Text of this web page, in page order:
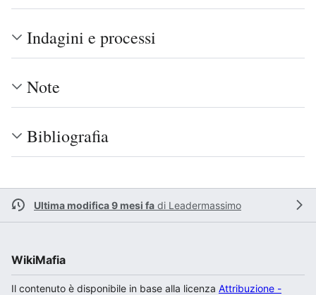
Indagini e processi
Note
Bibliografia
Ultima modifica 9 mesi fa di Leadermassimo
WikiMafia
Il contenuto è disponibile in base alla licenza Attribuzione -